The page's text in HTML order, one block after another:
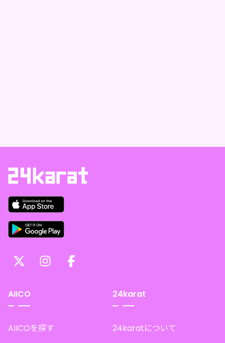
AIICO
AIICOを探す
24karat
24karatについて